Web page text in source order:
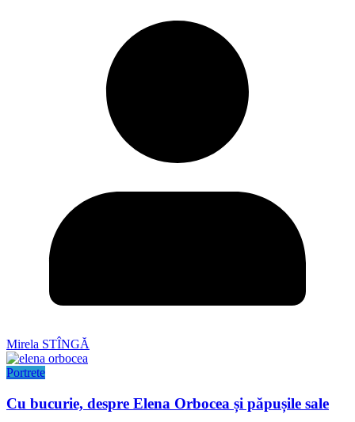
Mirela STÎNGĂ
Portrete
Cu bucurie, despre Elena Orbocea și păpușile sale